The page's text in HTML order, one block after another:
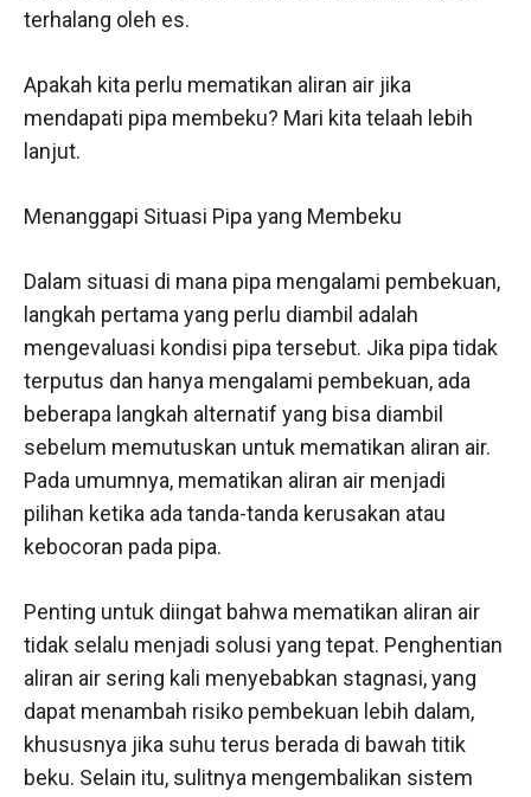
terhalang oleh es.
Apakah kita perlu mematikan aliran air jika
mendapati pipa membeku? Mari kita telaah lebih
lanjut.
Menanggapi Situasi Pipa yang Membeku
Dalam situasi di mana pipa mengalami pembekuan,
langkah pertama yang perlu diambil adalah
mengevaluasi kondisi pipa tersebut. Jika pipa tidak
terputus dan hanya mengalami pembekuan, ada
beberapa langkah alternatif yang bisa diambil
sebelum memutuskan untuk mematikan aliran air.
Pada umumnya, mematikan aliran air menjadi
pilihan ketika ada tanda-tanda kerusakan atau
kebocoran pada pipa.
Penting untuk diingat bahwa mematikan aliran air
tidak selalu menjadi solusi yang tepat. Penghentian
aliran air sering kali menyebabkan stagnasi, yang
dapat menambah risiko pembekuan lebih dalam,
khususnya jika suhu terus berada di bawah titik
beku. Selain itu, sulitnya mengembalikan sistem